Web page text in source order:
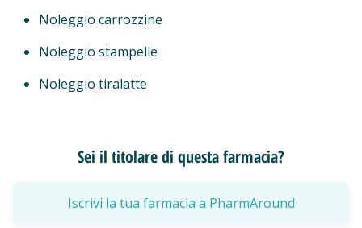
Noleggio carrozzine
Noleggio stampelle
Noleggio tiralatte
Sei il titolare di questa farmacia?
Iscrivi la tua farmacia a PharmAround